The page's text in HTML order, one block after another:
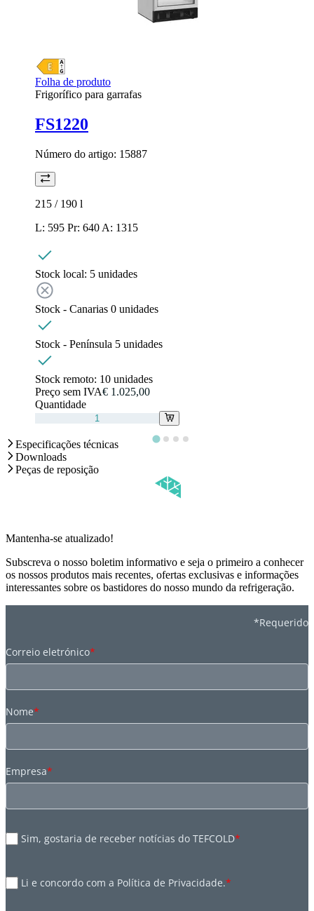
Folha de produto
Frigorífico para garrafas
FS1220
Número do artigo: 15887
215 / 190 l
L: 595 Pr: 640 A: 1315
Stock local: 5 unidades
Stock - Canarias 0 unidades
Stock - Península 5 unidades
Stock remoto: 10 unidades
Preço sem IVA€ 1.025,00
Quantidade
Especificações técnicas
Downloads
Peças de reposição
Mantenha-se atualizado!
Subscreva o nosso boletim informativo e seja o primeiro a conhecer
os nossos produtos mais recentes, ofertas exclusivas e informações
interessantes sobre os bastidores do nosso mundo da refrigeração.
*Requerido
Correio eletrónico*
Nome*
Empresa*
Sim, gostaria de receber notícias do TEFCOLD*
Li e concordo com a Política de Privacidade.*